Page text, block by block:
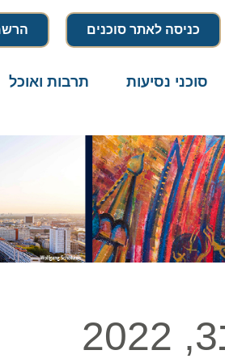
כניסה לאתר סוכנים הרשמה
סוכני נסיעות תרבות ואוכל